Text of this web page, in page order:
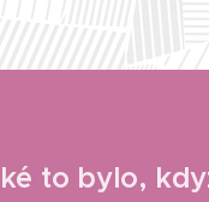
to bylo,